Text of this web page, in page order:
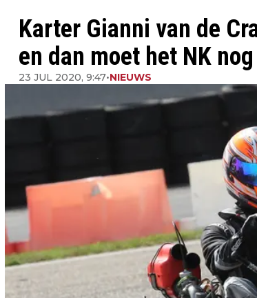
Karter Gianni van de
en dan moet het NK
23 JUL 2020, 9:47•NIEUWS